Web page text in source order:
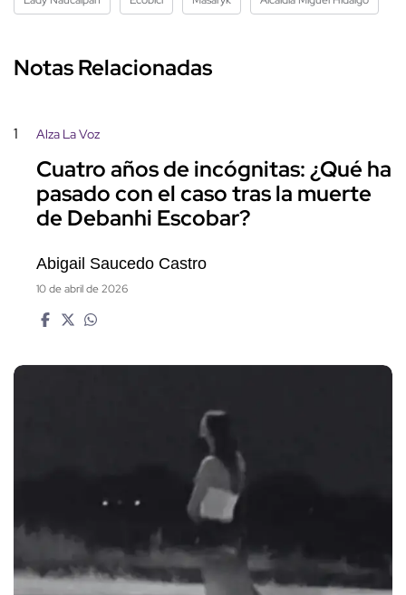
Notas Relacionadas
1 Alza La Voz
Cuatro años de incógnitas: ¿Qué ha
pasado con el caso tras la muerte
de Debanhi Escobar?
Abigail Saucedo Castro
10 de abril de 2026